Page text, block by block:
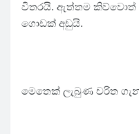
විතරයි. ඇත්තම කිව්වොත්
ගොඩක් අඩුයි.
මෙතෙක් ලැබුණ චරිත